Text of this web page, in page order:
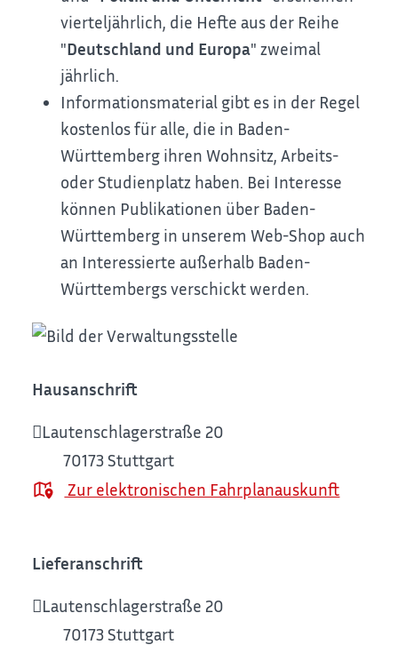
vierteljährlich, die Hefte aus der Reihe
"Deutschland und Europa" zweimal
jährlich.
Informationsmaterial gibt es in der Regel
kostenlos für alle, die in Baden-
Württemberg ihren Wohnsitz, Arbeits-
oder Studienplatz haben. Bei Interesse
können Publikationen über Baden-
Württemberg in unserem Web-Shop auch
an Interessierte außerhalb Baden-
Württembergs verschickt werden.
Hausanschrift
Lautenschlagerstraße 20
70173 Stuttgart
Zur elektronischen Fahrplanauskunft
Lieferanschrift
Lautenschlagerstraße 20
70173 Stuttgart